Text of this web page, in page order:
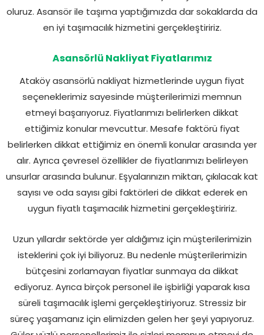
oluruz. Asansör ile taşıma yaptığımızda dar sokaklarda da
en iyi taşımacılık hizmetini gerçekleştiririz.
Asansörlü Nakliyat Fiyatlarımız
Ataköy asansörlü nakliyat hizmetlerinde uygun fiyat
seçeneklerimiz sayesinde müşterilerimizi memnun
etmeyi başarıyoruz. Fiyatlarımızı belirlerken dikkat
ettiğimiz konular mevcuttur. Mesafe faktörü fiyat
belirlerken dikkat ettiğimiz en önemli konular arasında yer
alır. Ayrıca çevresel özellikler de fiyatlarımızı belirleyen
unsurlar arasında bulunur. Eşyalarınızın miktarı, çıkılacak kat
sayısı ve oda sayısı gibi faktörleri de dikkat ederek en
uygun fiyatlı taşımacılık hizmetini gerçekleştiririz.
Uzun yıllardır sektörde yer aldığımız için müşterilerimizin
isteklerini çok iyi biliyoruz. Bu nedenle müşterilerimizin
bütçesini zorlamayan fiyatlar sunmaya da dikkat
ediyoruz. Ayrıca birçok personel ile işbirliği yaparak kısa
süreli taşımacılık işlemi gerçekleştiriyoruz. Stressiz bir
süreç yaşamanız için elimizden gelen her şeyi yapıyoruz.